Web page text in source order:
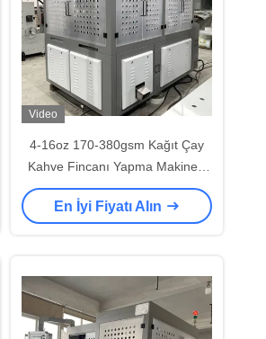
Video
4-16oz 170-380gsm Kağıt Çay
Kahve Fincanı Yapma Makinesi
Tekli PE PLA Kaplı
En İyi Fiyatı Alın